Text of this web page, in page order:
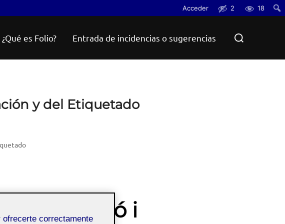
Acceder 2
18
¿Qué es Folio? Entrada de incidencias o sugerencias
Buscar:
y del Etiquetado
i
correctamente